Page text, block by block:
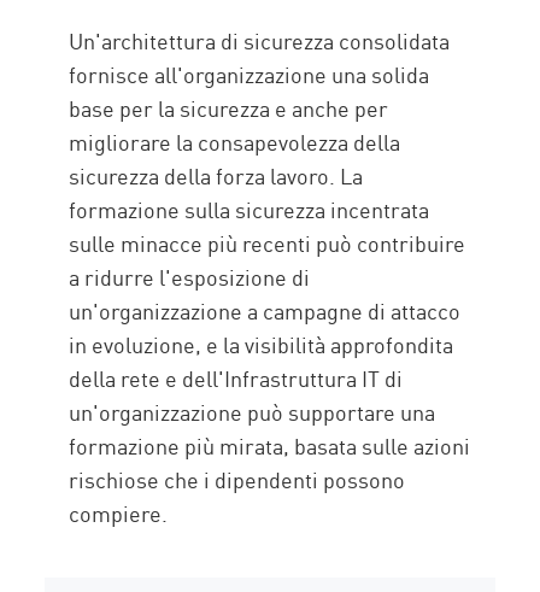
Un'architettura di sicurezza consolidata
fornisce all'organizzazione una solida
base per la sicurezza e anche per
migliorare la consapevolezza della
sicurezza della forza lavoro. La
formazione sulla sicurezza incentrata
sulle minacce più recenti può contribuire
a ridurre l'esposizione di
un'organizzazione a campagne di attacco
in evoluzione, e la visibilità approfondita
della rete e dell'Infrastruttura IT di
un'organizzazione può supportare una
formazione più mirata, basata sulle azioni
rischiose che i dipendenti possono
compiere.